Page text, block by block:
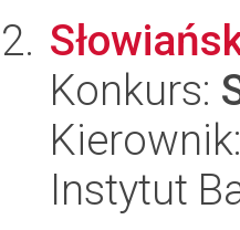
Konkurs:
Instytut